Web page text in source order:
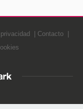
Contacto